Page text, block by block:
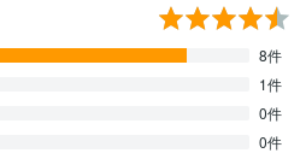
8件
1件
0件
0件